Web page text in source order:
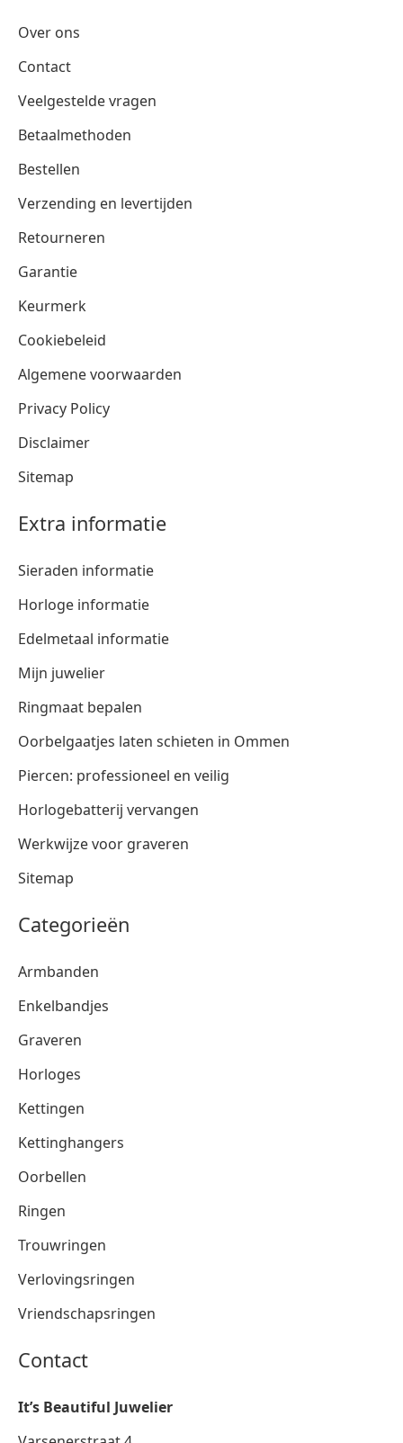
Over ons
Contact
Veelgestelde vragen
Betaalmethoden
Bestellen
Verzending en levertijden
Retourneren
Garantie
Keurmerk
Cookiebeleid
Algemene voorwaarden
Privacy Policy
Disclaimer
Sitemap
Extra informatie
Sieraden informatie
Horloge informatie
Edelmetaal informatie
Mijn juwelier
Ringmaat bepalen
Oorbelgaatjes laten schieten in Ommen
Piercen: professioneel en veilig
Horlogebatterij vervangen
Werkwijze voor graveren
Sitemap
Categorieën
Armbanden
Enkelbandjes
Graveren
Horloges
Kettingen
Kettinghangers
Oorbellen
Ringen
Trouwringen
Verlovingsringen
Vriendschapsringen
Contact
It’s Beautiful Juwelier